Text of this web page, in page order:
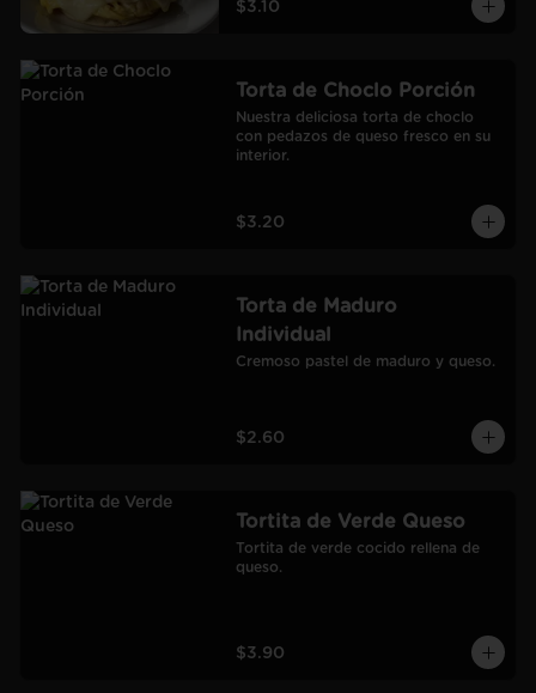
$3.10
Torta de Choclo Porción
Nuestra deliciosa torta de choclo
con pedazos de queso fresco en su
interior.
$3.20
Torta de Maduro
Individual
Cremoso pastel de maduro y queso.
$2.60
Tortita de Verde Queso
Tortita de verde cocido rellena de
queso.
$3.90